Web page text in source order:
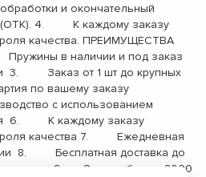
и окончательный
(ОТК). 4. К каждому заказу
качества. ПРЕИМУЩЕСТВА
в наличии и под заказ
Заказ от 1 шт до крупных
по вашему заказу
с использованием
6. К каждому заказу
качества 7. Ежедневная
8. Бесплатная доставка до
компании 9. Опыт работы с 2000